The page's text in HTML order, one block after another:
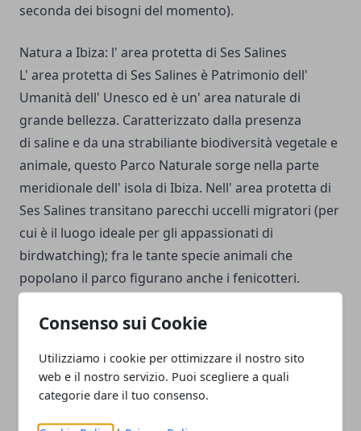
Consenso sui Cookie
Utilizziamo i cookie per ottimizzare il nostro sito
web e il nostro servizio. Puoi scegliere a quali
categorie dare il tuo consenso.
seconda dei bisogni del momento).
Natura a Ibiza: l' area protetta di Ses Salines
L' area protetta di Ses Salines è Patrimonio dell'
Umanità dell' Unesco ed è un' area naturale di
grande bellezza. Caratterizzato dalla presenza
di saline e da una strabiliante biodiversità vegetale e
animale, questo Parco Naturale sorge nella parte
meridionale dell' isola di Ibiza. Nell' area protetta di
Ses Salines transitano parecchi uccelli migratori (per
cui è il luogo ideale per gli appassionati di
birdwatching); fra le tante specie animali che
popolano il parco figurano anche i fenicotteri.
Facebook
TwitterWhatsapp